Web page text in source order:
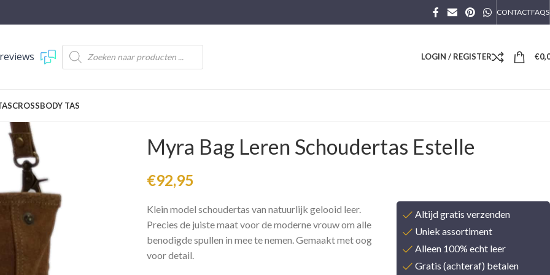
CONTACTFAQS
LOGIN / REGISTER €
CROSSBODY TAS
Myra Bag Leren Schoudertas Estelle
€92,95
Klein model schoudertas van natuurlijk gelooid leer.
Precies de juiste maat voor de moderne vrouw om alle
benodigde spullen in mee te nemen. Gemaakt met oog
voor detail.
Altijd gratis verzenden
Uniek assortiment
Alleen 100% echt leer
Gratis (achteraf) betalen